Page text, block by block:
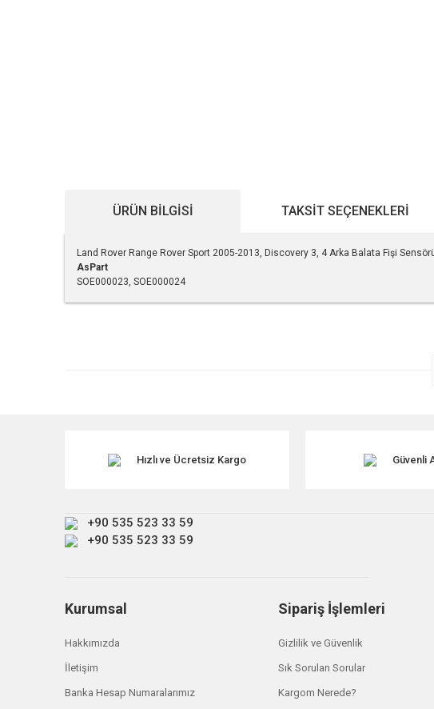
ÜRÜN BILGISI TAKSIT SEÇENEKLERI
Land Rover Range Rover Sport 2005-2013, Discovery 3, 4 Arka Balata Fişi
AsPart
SOE000023, SOE000024
Bu ürüne benzer farklı alternatifler olmalı.
Hızlı ve Ücretsiz Kargo Güvenli
+90 535 523 33 59
+90 535 523 33 59
Kurumsal
Hakkımızda
İletişim
Banka Hesap Numaralarımız
Sipariş İşlemleri
Gizlilik ve Güvenlik
Sık Sorulan Sorular
Kargom Nerede?